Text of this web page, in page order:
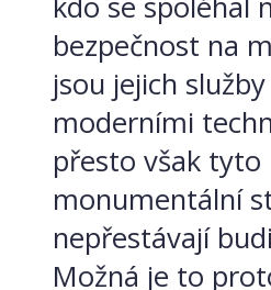
bezpečnost na
jsou jejich
moderními
přesto však tyto
monumentální
nepřestávají
Možná je to